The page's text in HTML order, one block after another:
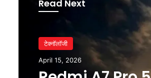
Read Next
टेक्नॉलॉजी
April 15, 2026